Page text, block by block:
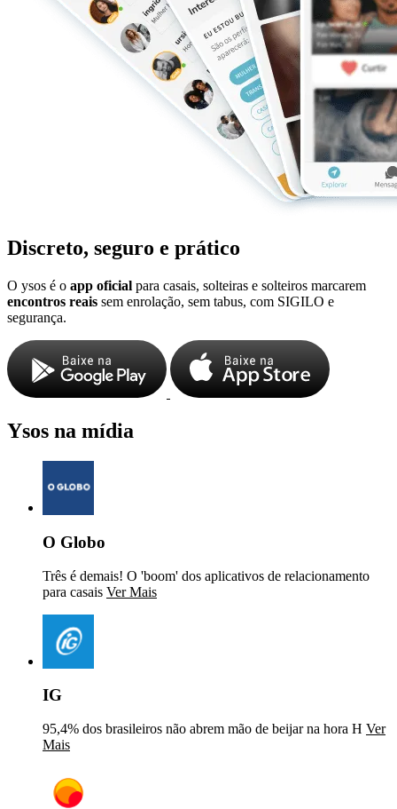
Discreto, seguro e prático
O ysos é o app oficial para casais, solteiras e solteiros marcarem
encontros reais sem enrolação, sem tabus, com SIGILO e
segurança.
Ysos na mídia
O Globo
Três é demais! O 'boom' dos aplicativos de relacionamento
para casais Ver Mais
IG
95,4% dos brasileiros não abrem mão de beijar na hora H Ver
Mais